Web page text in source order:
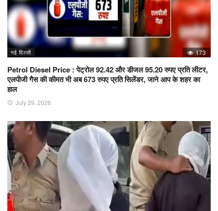
नई दिल्ली 173
Petrol Diesel Price : पेट्रोल 92.42 और डीजल 95.20 रुपए प्रति लीटर,
एलपीजी गैस की कीमत भी अब 673 रुपए प्रति सिलेंडर, जाने आप के शहर का
हाल
July 29, 2026